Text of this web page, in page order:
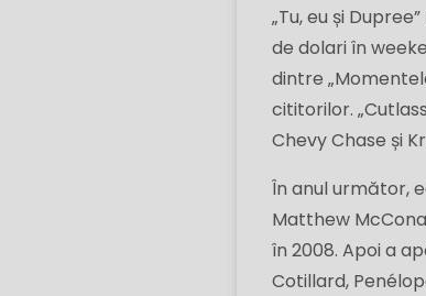
„Tu, eu și
de dolari în
dintre
cititorilor.
Chevy Chase și
În anul următor,
Matthew
în 2008. Apoi a
Cotillard,